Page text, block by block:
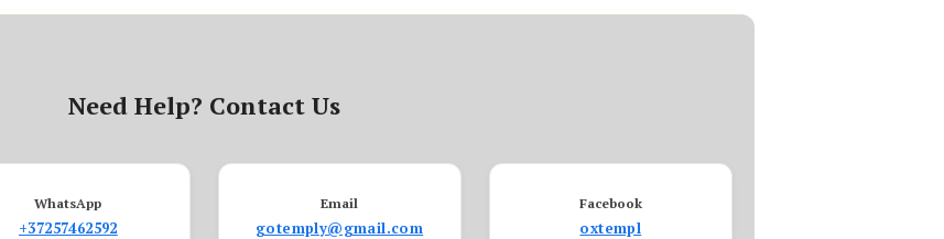
Need Help? Contact Us
WhatsApp
+37257462592
Email
gotemply@gmail.com
Facebook
oxtempl